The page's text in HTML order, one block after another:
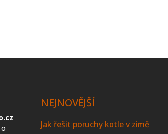
NEJNOVĚJŠÍ
Jak řešit poruchy kotle v zimě